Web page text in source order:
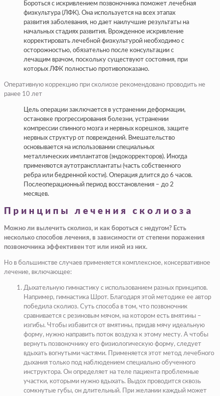
Бороться с искривлением позвоночника поможет лечебная
физкультура (ЛФК). Она используется на всех этапах
развития заболевания, но дает наилучшие результаты на
начальных стадиях развития. Врожденное искривление
корректировать лечебной физкультурой необходимо с
осторожностью, обязательно после консультации с
лечащим врачом, поскольку существуют состояния, при
которых ЛФК полностью противопоказано.
Оперативную коррекцию при сколиозе рекомендовано проводить не
ранее 10 лет
Цель операции заключается в устранении деформации,
остановке прогрессирования болезни, устранении
компрессии спинного мозга и нервных корешков, защите
нервных структур от повреждений. Вмешательство
основывается на использовании специальных
металлических имплантатов (эндокорректоров). Иногда
применяются аутотрансплантаты (часть собственного
ребра или бедренной кости). Операция длится до 6 часов.
Послеоперационный период восстановления – до 2
месяцев.
Принципы лечения сколиоза
Можно ли вылечить сколиоз, и как бороться с недугом? Есть
несколько способов лечения, в зависимости от степени поражения
позвоночника эффективен тот или иной из них.
Но в большинстве случаев применяется комплексное, консервативное
лечение, включающее:
Дыхательную гимнастику с использованием разных принципов.
Например, гимнастика Шрот. Благодаря этой методике ее автор
победила сколиоз. Суть способа в том, что позвоночник
сравнивается с резиновым мячом, на котором есть вмятины –
изгибы. Чтобы избавится от вмятины, придав мячу идеальную
форму, нужно направить поток воздуха к этому месту. А чтобы
вернуть позвоночнику его физиологическую форму, следует
вдыхать вогнутыми частями. Применяется этот метод лечебного
дыхания только под наблюдением специально обученного
инструктора. Он определяет на теле пациента проблемные
участки, которыми нужно вдыхать. Выдох проводится сквозь
сомкнутые губы, он длительный. При желании каждый может